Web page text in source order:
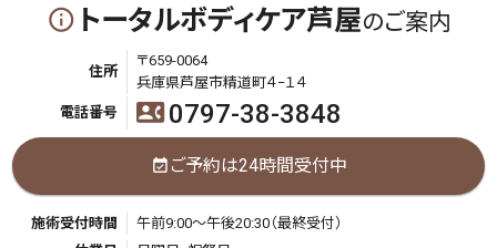
info_outline トータルボディケア芦屋のご案内
住所
〒659-0064
兵庫県芦屋市精道町４−１４
電話番号
contact_phone 0797-38-3848
event_available ご予約は24時間受付中
施術受付時間
午前9:00～午後20:30（最終受付）